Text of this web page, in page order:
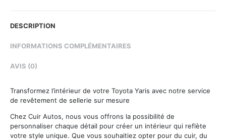
DESCRIPTION
INFORMATIONS COMPLÉMENTAIRES
AVIS (0)
Transformez l’intérieur de votre Toyota Yaris avec notre service
de revêtement de sellerie sur mesure
Chez Cuir Autos, nous vous offrons la possibilité de
personnaliser chaque détail pour créer un intérieur qui reflète
votre style unique. Que vous souhaitiez opter pour du cuir, du